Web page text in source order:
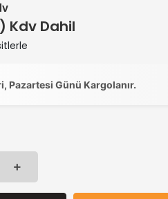
Kdv Dahil
Pazartesi Günü Kargolanır.